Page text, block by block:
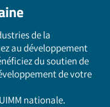
de la
au développement
du soutien de
de votre
nationale.